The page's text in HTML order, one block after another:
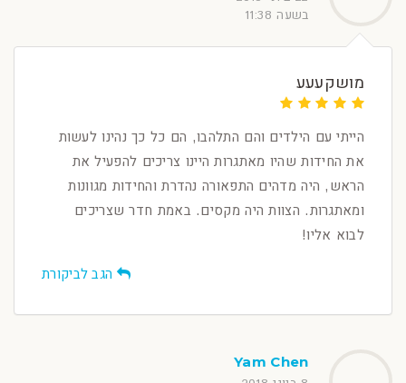
בשעה 11:38
מושקעעע
הייתי עם הילדים והם התלהבו, הם כל כך נהינו לעשות
את החידות שהיו מאתגרות היינו צריכים להפעיל את
הראש, היה מדהים התפאורה נהדרת והחידות מגוונות
ומאתגרות. הצוות היה מקסים. באמת חדר שצריכים
לבוא אליו!
הגב לביקורת
Yam Chen